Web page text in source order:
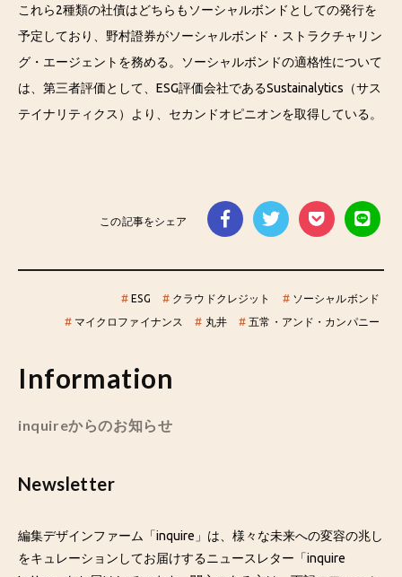
これら2種類の社債はどちらもソーシャルボンドとしての発行を
予定しており、野村證券がソーシャルボンド・ストラクチャリン
グ・エージェントを務める。ソーシャルボンドの適格性について
は、第三者評価として、ESG評価会社であるSustainalytics（サス
テイナリティクス）より、セカンドオピニオンを取得している。
この記事をシェア
# ESG # クラウドクレジット #ソーシャルボンド
#マイクロファイナンス # 丸井 # 五常・アンド・カンパニー
Information
inquireからのお知らせ
Newsletter
編集デザインファーム「inquire」は、様々な未来への変容の兆し
をキュレーションしてお届けするニュースレター「inquire